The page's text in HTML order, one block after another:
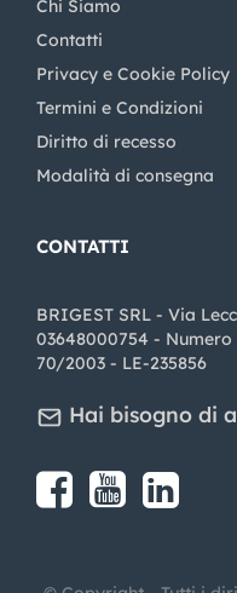
Chi Siamo
Contatti
Privacy e Cookie Policy
Termini e Condizioni
Diritto di recesso
Modalità di consegna
CONTATTI
BRIGEST SRL - Via
03648000754 - Numero
70/2003 - LE-235856
Hai bisogno di
Share on Facebook
Share on